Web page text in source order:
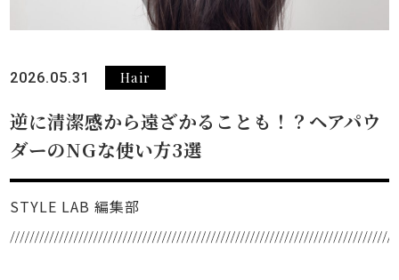
2026.05.31 Hair
逆に清潔感から遠ざかることも！？ヘアパウ
ダーのNGな使い方3選
STYLE LAB 編集部